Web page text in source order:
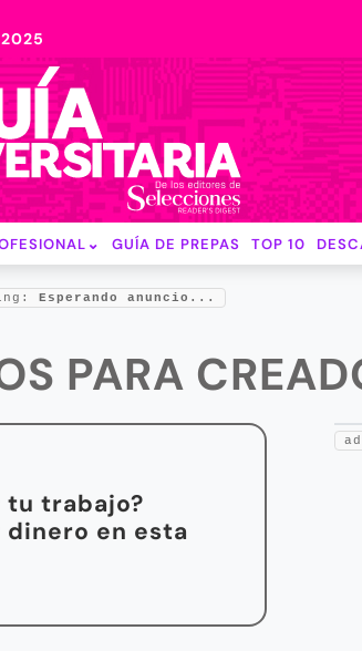
GUÍA DE PREPAS TOP 10
Esperando anuncio...
PARA
tu trabajo?
en esta